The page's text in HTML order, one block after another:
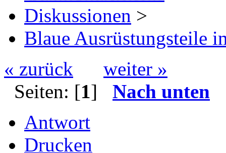
Diskussionen >
Blaue Ausrüstungsteile
« zurück
weiter »
Seiten: [1] Nach unten
Antwort
Drucken